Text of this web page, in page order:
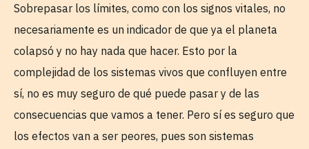
Sobrepasar los límites, como con los signos vitales, no
necesariamente es un indicador de que ya el planeta
colapsó y no hay nada que hacer. Esto por la
complejidad de los sistemas vivos que confluyen entre
sí, no es muy seguro de qué puede pasar y de las
consecuencias que vamos a tener. Pero sí es seguro que
los efectos van a ser peores, pues son sistemas